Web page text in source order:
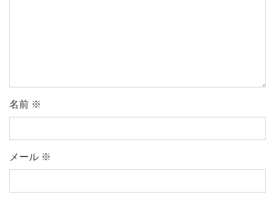
名前 ※
メール ※